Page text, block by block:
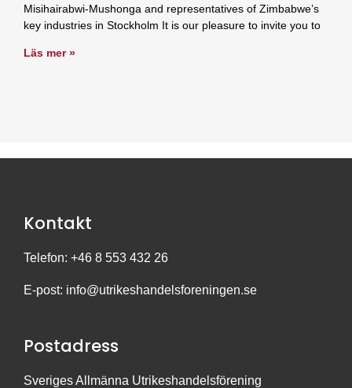
Misihairabwi-Mushonga and representatives of Zimbabwe’s
key industries in Stockholm It is our pleasure to invite you to
Läs mer »
Kontakt
Telefon: +46 8 553 432 26
E-post: info@utrikeshandelsforeningen.se
Postadress
Sveriges Allmänna Utrikeshandelsförening